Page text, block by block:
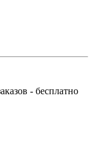
- бесплатно